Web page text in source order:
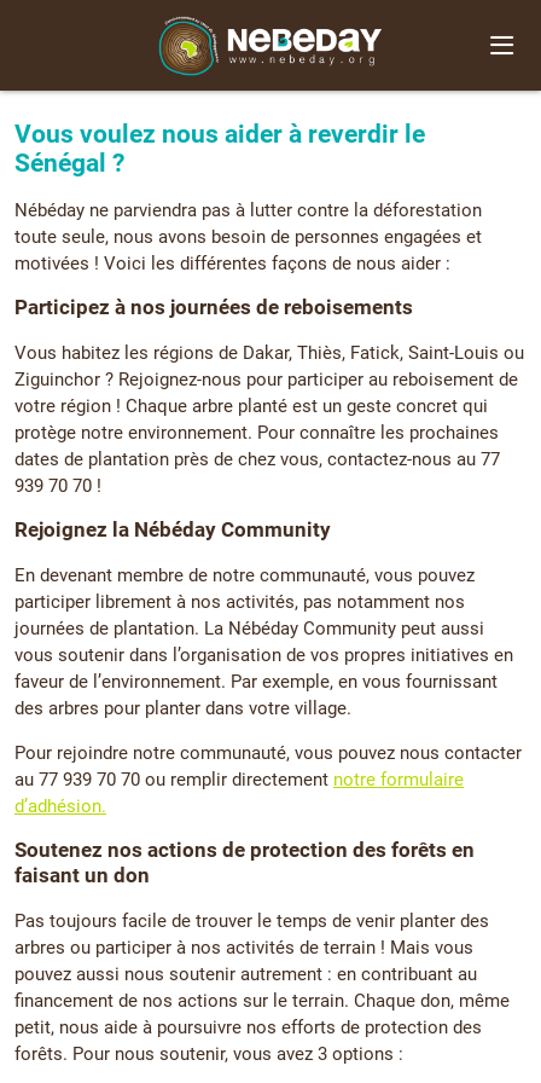
Vous voulez nous aider à reverdir le
Sénégal ?
Nébéday ne parviendra pas à lutter contre la déforestation
toute seule, nous avons besoin de personnes engagées et
motivées ! Voici les différentes façons de nous aider :
Participez à nos journées de reboisements
Vous habitez les régions de Dakar, Thiès, Fatick, Saint-Louis ou
Ziguinchor ? Rejoignez-nous pour participer au reboisement de
votre région ! Chaque arbre planté est un geste concret qui
protège notre environnement. Pour connaître les prochaines
dates de plantation près de chez vous, contactez-nous au 77
939 70 70 !
Rejoignez la Nébéday Community
En devenant membre de notre communauté, vous pouvez
participer librement à nos activités, pas notamment nos
journées de plantation. La Nébéday Community peut aussi
vous soutenir dans l’organisation de vos propres initiatives en
faveur de l’environnement. Par exemple, en vous fournissant
des arbres pour planter dans votre village.
Pour rejoindre notre communauté, vous pouvez nous contacter
au 77 939 70 70 ou remplir directement notre formulaire
d’adhésion.
Soutenez nos actions de protection des forêts en
faisant un don
Pas toujours facile de trouver le temps de venir planter des
arbres ou participer à nos activités de terrain ! Mais vous
pouvez aussi nous soutenir autrement : en contribuant au
financement de nos actions sur le terrain. Chaque don, même
petit, nous aide à poursuivre nos efforts de protection des
forêts. Pour nous soutenir, vous avez 3 options :